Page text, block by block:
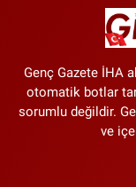
Genç Gazete İHA
otomatik botlar
sorumlu değildir.
ve